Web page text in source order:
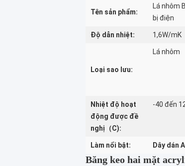
Tên sản phẩm:
Lá nhôm
bị điện
Độ dẫn nhiệt: 1,6W/mK
Loại sao lưu:
Lá nhôm
Nhiệt độ hoạt
động được đề
nghị（C):
-40 đến
Làm nổi bật: Dây dán
Băng keo hai mặt